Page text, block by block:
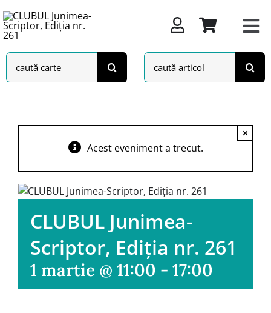
to
content
Search
for:
Search
for:
Acest eveniment a trecut.
×
CLUBUL Junimea-
Scriptor, Ediția nr. 261
1 martie @ 11:00 - 17:00